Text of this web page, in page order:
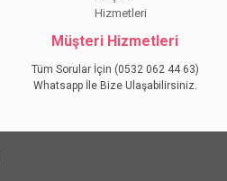
Müşteri Hizmetleri
Tüm Sorular İçin (0532 062 44 63)
Whatsapp İle Bize Ulaşabilirsiniz.